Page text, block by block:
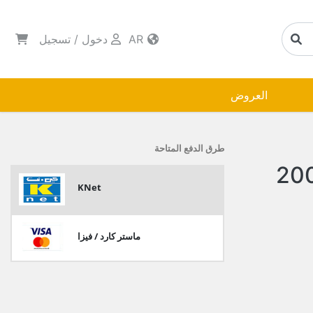
دخول / تسجيل
العروض
ليمون و نعنع 200
طرق الدفع المتاحة
KNet
ماستر كارد / فيزا